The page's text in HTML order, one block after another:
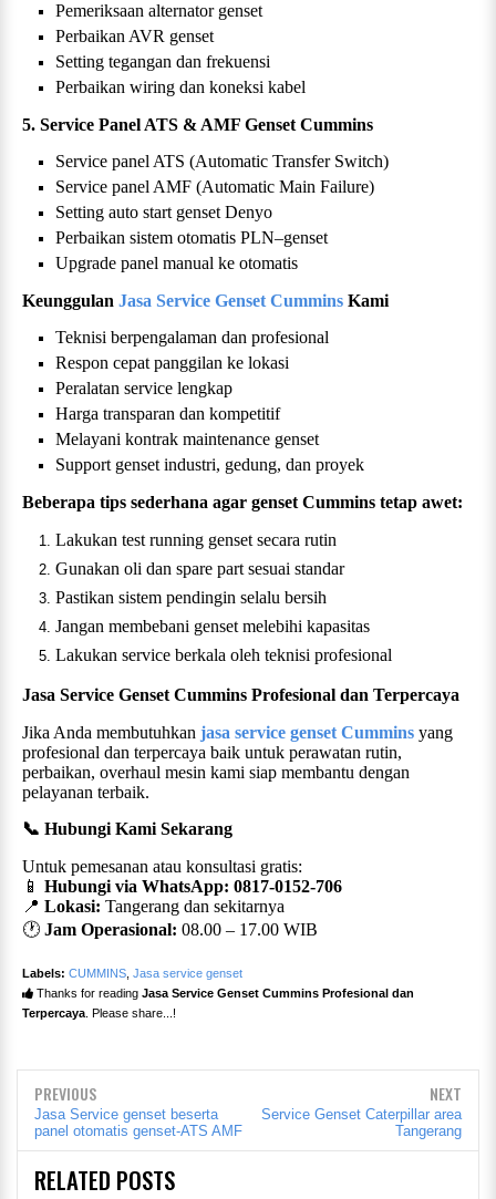
Pemeriksaan alternator genset
Perbaikan AVR genset
Setting tegangan dan frekuensi
Perbaikan wiring dan koneksi kabel
5. Service Panel ATS & AMF Genset Cummins
Service panel ATS (Automatic Transfer Switch)
Service panel AMF (Automatic Main Failure)
Setting auto start genset Denyo
Perbaikan sistem otomatis PLN–genset
Upgrade panel manual ke otomatis
Keunggulan Jasa Service Genset Cummins Kami
Teknisi berpengalaman dan profesional
Respon cepat panggilan ke lokasi
Peralatan service lengkap
Harga transparan dan kompetitif
Melayani kontrak maintenance genset
Support genset industri, gedung, dan proyek
Beberapa tips sederhana agar genset Cummins tetap awet:
Lakukan test running genset secara rutin
Gunakan oli dan spare part sesuai standar
Pastikan sistem pendingin selalu bersih
Jangan membebani genset melebihi kapasitas
Lakukan service berkala oleh teknisi profesional
Jasa Service Genset Cummins Profesional dan Terpercaya
Jika Anda membutuhkan jasa service genset Cummins yang
profesional dan terpercaya baik untuk perawatan rutin,
perbaikan, overhaul mesin kami siap membantu dengan
pelayanan terbaik.
📞 Hubungi Kami Sekarang
Untuk pemesanan atau konsultasi gratis:
📱 Hubungi via WhatsApp: 0817-0152-706
📍 Lokasi: Tangerang dan sekitarnya
🕐 Jam Operasional: 08.00 – 17.00 WIB
Labels: CUMMINS, Jasa service genset
Thanks for reading Jasa Service Genset Cummins Profesional dan
Terpercaya. Please share...!
PREVIOUS
Jasa Service genset beserta
panel otomatis genset-ATS AMF
NEXT
Service Genset Caterpillar area
Tangerang
RELATED POSTS